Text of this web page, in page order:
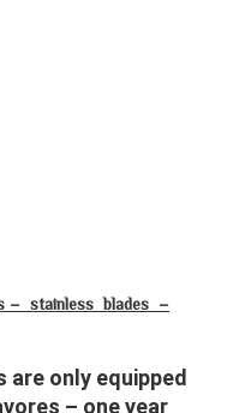
– stainless blades –
are only equipped
– one year